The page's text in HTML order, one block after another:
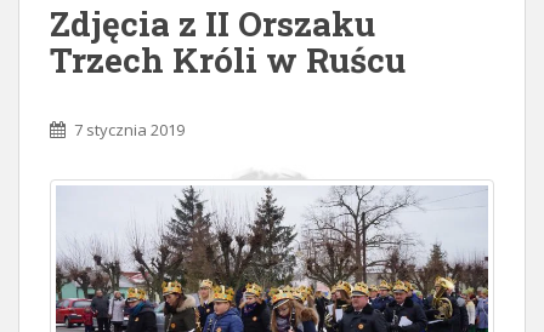
Zdjęcia z II Orszaku
Trzech Króli w Ruścu
7 stycznia 2019